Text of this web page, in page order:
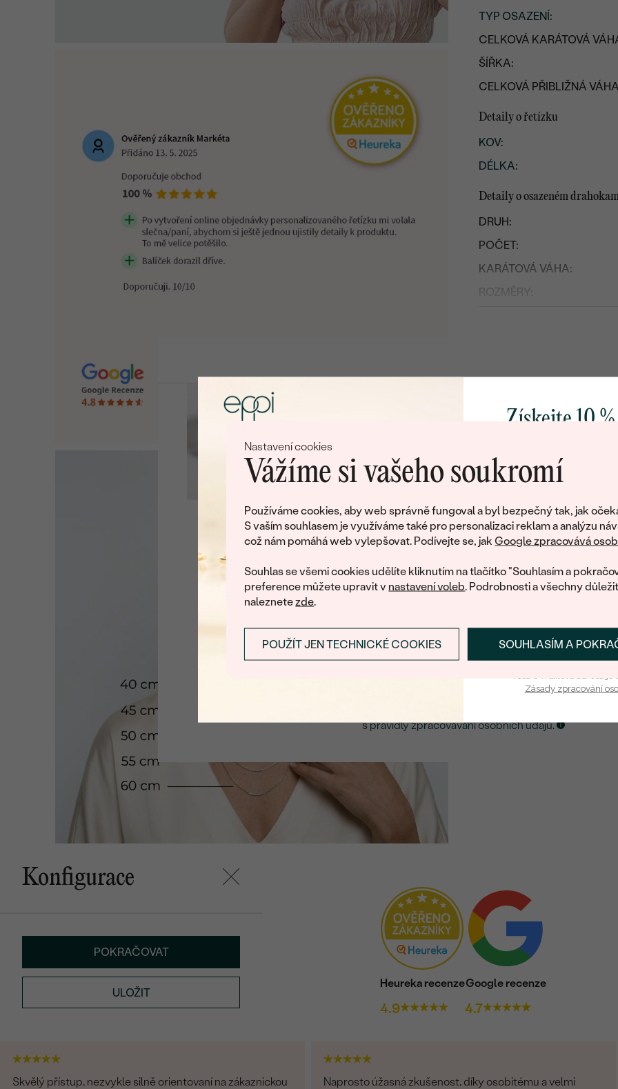
Nastavení cookies
Vážíme si vašeho soukromí
Používáme cookies, aby web správně fungoval a byl bezpečný tak, jak
S vaším souhlasem je využíváme také pro personalizaci reklam a analýzu
což nám pomáhá web vylepšovat. Podívejte se, jak Google zpracovává
Souhlas se všemi cookies udělíte kliknutím na tlačítko "Souhlasím a
preference můžete upravit v nastavení voleb. Podrobnosti a všechny
naleznetezde.
SOUHLASÍM A
POUŽÍT JEN TECHNICKÉ COOKIES
TYP OSAZENÍ:
CELKOVÁ KARÁTOVÁ
ŠÍŘKA:
CELKOVÁ PŘIBLIŽNÁ
Detaily o řetízku
KOV:
DÉLKA:
Detaily o osazeném
DRUH:
POČET:
KARÁTOVÁ VÁHA:
ROZMĚRY:
Konfigurace
POKRAČOVAT
ULOŽIT
Heureka recenze
4.9
Google recenze
4.7
Skvělý přístup, nezvykle silně orientovaní na zákaznickou
Naprosto úžasná zkušenost, díky osobitému a velmi
Litujeme, ale tento šperk si už své majitele našel
U nás na vás stále čeká množství podobných produktů. Pokud chcete být
šperku, zanechte nám svůj e-mail.
ZASLAT UPOZORNĚNÍ NA TENTO
spravidly zpracovávání osobních údajů.
Získejte 10
poctivě vyráběných
Jako dárek na
zašleme slevový kód
PŘIHLÁSIT SE A
Zásady zpracování